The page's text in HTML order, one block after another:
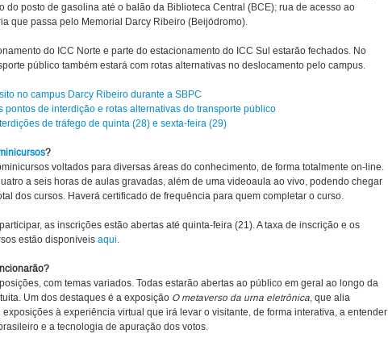
do posto de gasolina até o balão da Biblioteca Central (BCE); rua de acesso ao
que passa pelo Memorial Darcy Ribeiro (Beijódromo).
do ICC Norte e parte do estacionamento do ICC Sul estarão fechados. No
público também estará com rotas alternativas no deslocamento pelo campus.
no campus Darcy Ribeiro durante a SBPC
pontos de interdição e rotas alternativas do transporte público
de tráfego de quinta (28) e sexta-feira (29)
?
voltados para diversas áreas do conhecimento, de forma totalmente on-line.
a seis horas de aulas gravadas, além de uma videoaula ao vivo, podendo chegar
dos cursos. Haverá certificado de frequência para quem completar o curso.
as inscrições estão abertas até quinta-feira (21). A taxa de inscrição e os
estão disponíveis aqui.
com temas variados. Todas estarão abertas ao público em geral ao longo da
Um dos destaques é a exposição O metaverso da urna eletrônica, que alia
à experiência virtual que irá levar o visitante, de forma interativa, a entender
e a tecnologia de apuração dos votos.